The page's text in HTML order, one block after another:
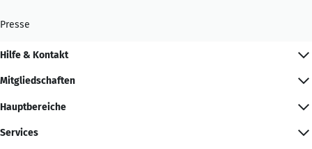
Presse
Hilfe & Kontakt
Mitgliedschaften
Hauptbereiche
Services